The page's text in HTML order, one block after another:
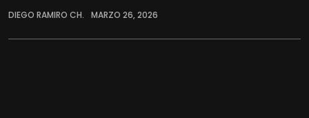
DIEGO RAMIRO CH. MARZO 26, 2026